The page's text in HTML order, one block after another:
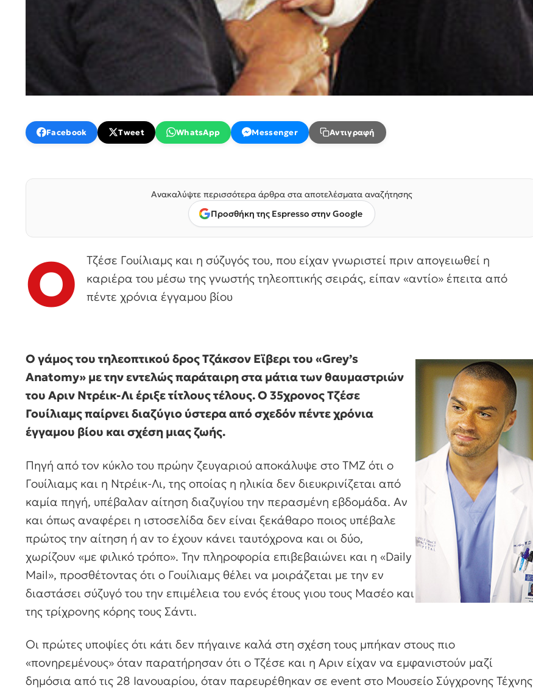
Facebook Tweet WhatsApp Messenger Αντιγραφή
Ανακαλύψτε περισσότερα άρθρα στα αποτελέσματα αναζήτησης
Προσθήκη της Espresso στην Google
Ο
Τζέσε Γουίλιαμς και η σύζυγός του, που είχαν γνωριστεί πριν απογειωθεί η
καριέρα του μέσω της γνωστής τηλεοπτικής σειράς, είπαν «αντίο» έπειτα από
πέντε χρόνια έγγαμου βίου
Ο γάμος του τηλεοπτικού δρος Τζάκσον Εϊβερι του «Grey’s
Anatomy» με την εντελώς παράταιρη στα μάτια των θαυμαστριών
του Αριν Ντρέικ-Λι έριξε τίτλους τέλους. Ο 35χρονος Τζέσε
Γουίλιαμς παίρνει διαζύγιο ύστερα από σχεδόν πέντε χρόνια
έγγαμου βίου και σχέση μιας ζωής.
Πηγή από τον κύκλο του πρώην ζευγαριού αποκάλυψε στο ΤΜΖ ότι ο
Γουίλιαμς και η Ντρέικ-Λι, της οποίας η ηλικία δεν διευκρινίζεται από
καμία πηγή, υπέβαλαν αίτηση διαζυγίου την περασμένη εβδομάδα. Αν
και όπως αναφέρει η ιστοσελίδα δεν είναι ξεκάθαρο ποιος υπέβαλε
πρώτος την αίτηση ή αν το έχουν κάνει ταυτόχρονα και οι δύο,
χωρίζουν «με φιλικό τρόπο». Την πληροφορία επιβεβαιώνει και η «Daily
Mail», προσθέτοντας ότι ο Γουίλιαμς θέλει να μοιράζεται με την εν
διαστάσει σύζυγό του την επιμέλεια του ενός έτους γιου τους Μασέο και
της τρίχρονης κόρης τους Σάντι.
Οι πρώτες υποψίες ότι κάτι δεν πήγαινε καλά στη σχέση τους μπήκαν στους πιο
«πονηρεμένους» όταν παρατήρησαν ότι ο Τζέσε και η Αριν είχαν να εμφανιστούν μαζί
δημόσια από τις 28 Ιανουαρίου, όταν παρευρέθηκαν σε event στο Μουσείο Σύγχρονης Τέχνης